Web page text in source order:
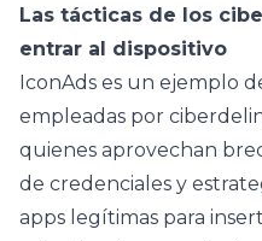
Las tácticas de los
entrar al dispositivo
IconAds es un ejemplo
empleadas por
quienes aprovechan
de credenciales y
apps legítimas para